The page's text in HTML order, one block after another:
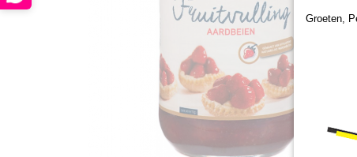
Groeten,